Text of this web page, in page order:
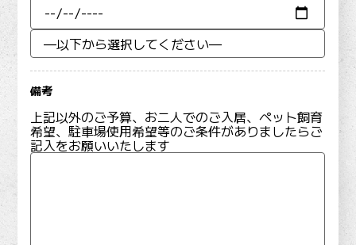
備考
上記以外のご予算、お二人でのご入居、ペット飼育
希望、駐車場使用希望等のご条件がありましたらご
記入をお願いいたします